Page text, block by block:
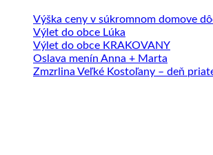
Výška ceny v súkromnom domove
Výlet do obce Lúka
Výlet do obce KRAKOVANY
Oslava menín Anna + Marta
Zmzrlina Veľké Kostoľany – deň